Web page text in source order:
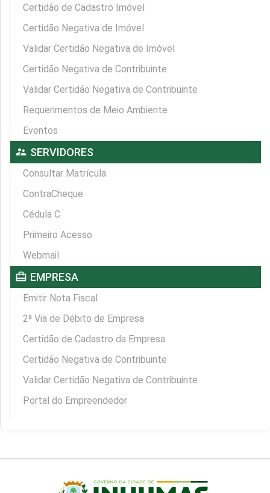
Certidão de Cadastro Imóvel
Certidão Negativa de Imóvel
Validar Certidão Negativa de Imóvel
Certidão Negativa de Contribuinte
Validar Certidão Negativa de Contribuinte
Requerimentos de Meio Ambiente
Eventos
supervisor_account SERVIDORES
Consultar Matrícula
ContraCheque
Cédula C
Primeiro Acesso
Webmail
card_travel EMPRESA
Emitir Nota Fiscal
2ª Via de Débito de Empresa
Certidão de Cadastro da Empresa
Certidão Negativa de Contribuinte
Validar Certidão Negativa de Contribuinte
Portal do Empreendedor